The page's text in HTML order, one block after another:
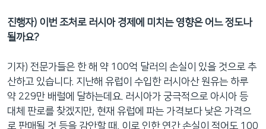
진행자) 이번 조처로 러시아 경제에 미치는 영향은 어느 정도나
될까요?
기자) 전문가들은 한 해 약 100억 달러의 손실이 있을 것으로 추
산하고 있습니다. 지난해 유럽이 수입한 러시아산 원유는 하루
약 229만 배럴에 달하는데요. 러시아가 궁극적으로 아시아 등
대체 판로를 찾겠지만, 현재 유럽에 파는 가격보다 낮은 가격으
로 판매될 것 등을 감안할 때, 이로 인한 연간 손실이 적어도 100